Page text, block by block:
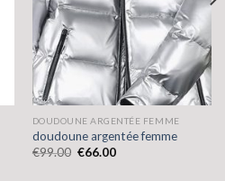
DOUDOUNE ARGENTÉE FEMME
doudoune argentée femme
€99.00 €66.00